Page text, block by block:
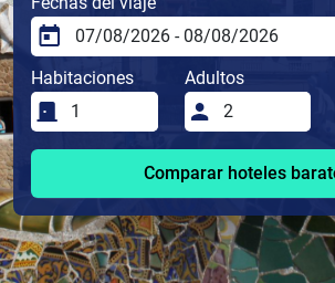
Habitaciones Adultos
Comparar hoteles